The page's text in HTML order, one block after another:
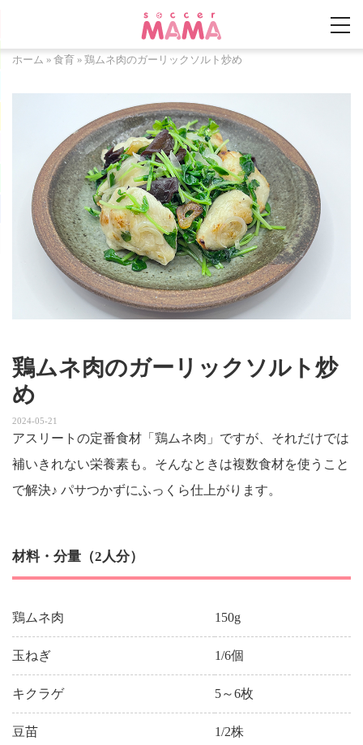
ホーム » 食育 » 鶏ムネ肉のガーリックソルト炒め
鶏ムネ肉のガーリックソルト炒
め
2024-05-21
アスリートの定番食材「鶏ムネ肉」ですが、それだけでは
補いきれない栄養素も。そんなときは複数食材を使うこと
で解決♪ パサつかずにふっくら仕上がります。
材料・分量（2人分）
鶏ムネ肉 150g
玉ねぎ 1/6個
キクラゲ 5～6枚
豆苗 1/2株